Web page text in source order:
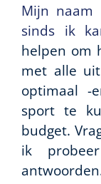
Mijn naam
sinds ik
helpen om
met alle
optimaal -
sport te
budget.
ik